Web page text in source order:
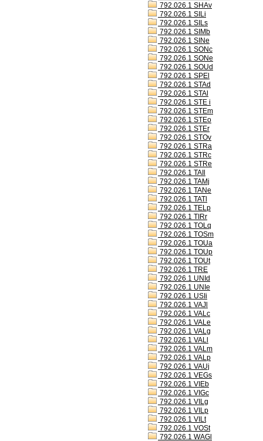
792.026.1 SHAv
792.026.1 SILi
792.026.1 SILs
792.026.1 SIMb
792.026.1 SINe
792.026.1 SONc
792.026.1 SONe
792.026.1 SOUd
792.026.1 SPEl
792.026.1 STAd
792.026.1 STAl
792.026.1 STE i
792.026.1 STEm
792.026.1 STEo
792.026.1 STEr
792.026.1 STOv
792.026.1 STRa
792.026.1 STRc
792.026.1 STRe
792.026.1 TAIl
792.026.1 TAMj
792.026.1 TANe
792.026.1 TATl
792.026.1 TELp
792.026.1 TIRr
792.026.1 TOLq
792.026.1 TOSm
792.026.1 TOUa
792.026.1 TOUp
792.026.1 TOUt
792.026.1 TRE
792.026.1 UNId
792.026.1 UNIe
792.026.1 USIi
792.026.1 VAJl
792.026.1 VALc
792.026.1 VALe
792.026.1 VALg
792.026.1 VALl
792.026.1 VALm
792.026.1 VALp
792.026.1 VAUj
792.026.1 VEGs
792.026.1 VIEb
792.026.1 VIGc
792.026.1 VILg
792.026.1 VILp
792.026.1 VILt
792.026.1 VOSt
792.026.1 WAGl